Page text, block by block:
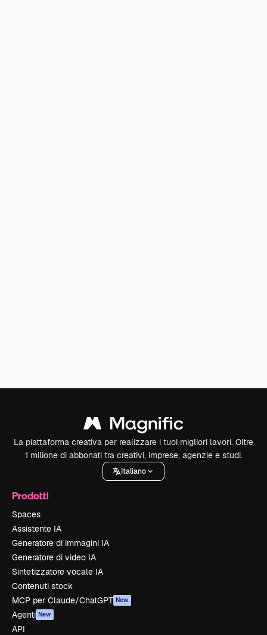
La piattaforma creativa per realizzare i tuoi migliori lavori. Oltre
1 milione di abbonati tra creativi, imprese, agenzie e studi.
Italiano
Prodotti
Spaces
Assistente IA
Generatore di immagini IA
Generatore di video IA
Sintetizzatore vocale IA
Contenuti stock
MCP per Claude/ChatGPT New
Agenti New
API